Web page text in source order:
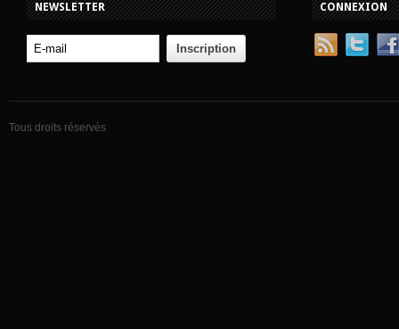
NEWSLETTER CONNEXION
Tous droits réservés